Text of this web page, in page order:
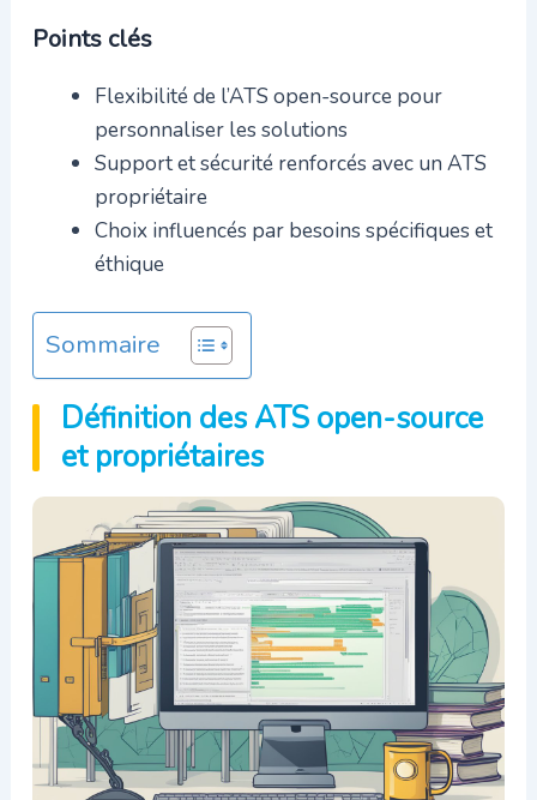
Points clés
Flexibilité de l’ATS open-source pour
personnaliser les solutions
Support et sécurité renforcés avec un ATS
propriétaire
Choix influencés par besoins spécifiques et
éthique
Sommaire
Définition des ATS open-source
et propriétaires